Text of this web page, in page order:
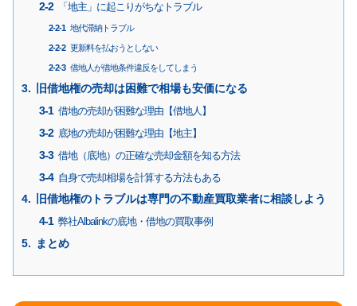
「地主」に起こりがちなトラブル
地代滞納トラブル
更新料を払おうとしない
借地人が借地条件違反をしてしまう
旧借地権の売却は困難で相場も安価になる
借地の売却が困難な理由【借地人】
底地の売却が困難な理由【地主】
借地（底地）の正確な売却金額を知る方法
自身で売却相場を計算する方法もある
旧借地権のトラブルは専門の不動産買取業者に相談しよう
弊社Albalinkの底地・借地の買取事例
まとめ